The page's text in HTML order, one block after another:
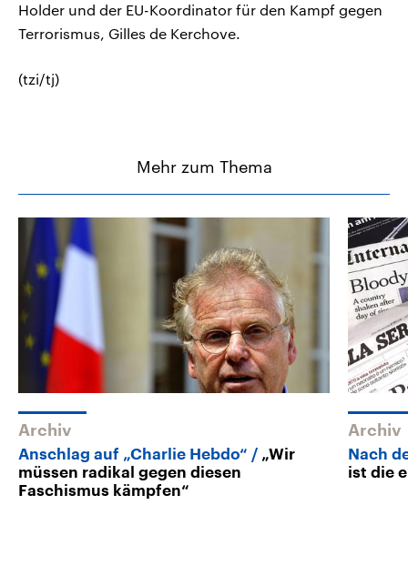
Holder und der EU-Koordinator für den Kampf gegen
Terrorismus, Gilles de Kerchove.
(tzi/tj)
Mehr zum Thema
Archiv
Anschlag auf „Charlie Hebdo“
„Wir
müssen radikal gegen diesen
Faschismus kämpfen“
Archiv
Nach
ist die